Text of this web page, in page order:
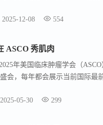
权利，Brelovitug是一种晚期全
未来18个月内为该公司增加第
2025-12-08 554
ASCO 秀肌肉
年美国临床肿瘤学会（
会，每年都会展示当前国际最
2025-05-30 299